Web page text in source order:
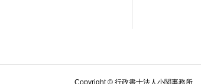
Copyright © 行政書士法人小関事務所